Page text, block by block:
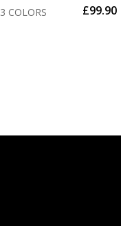
3 COLORS
£99.90